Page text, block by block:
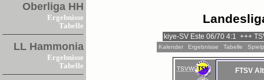
Oberliga HH
Ergebnisse
Tabelle
LL Hammonia
Ergebnisse
Tabelle
Kalender Ergebnisse Tabelle
TSVW FTSV